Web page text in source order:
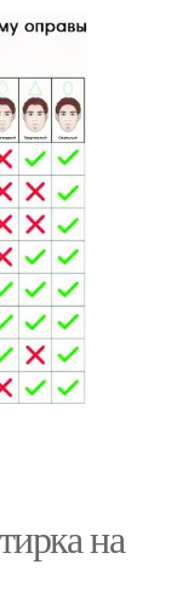
на